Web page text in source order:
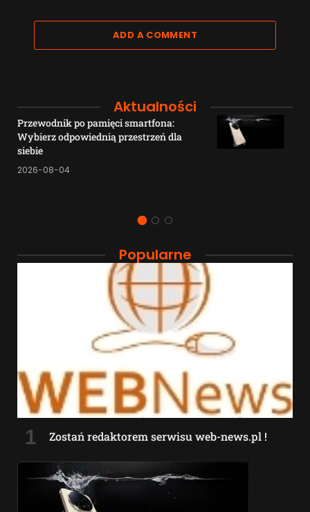
ADD A COMMENT
Aktualności
Przewodnik po pamięci smartfona:
Wybierz odpowiednią przestrzeń dla
siebie
2026-08-04
Popularne
Zostań redaktorem serwisu web-news.pl !